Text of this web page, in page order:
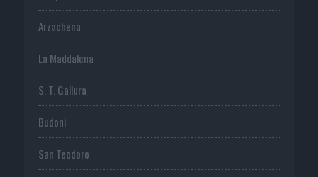
Arzachena
La Maddalena
S. T. Gallura
Budoni
San Teodoro